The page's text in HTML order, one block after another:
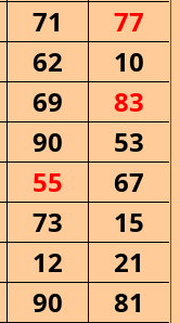
71
77
62
10
69
83
90
53
55
67
73
15
12
21
90
81